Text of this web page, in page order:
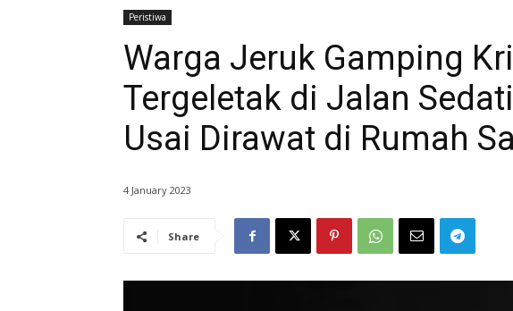
Peristiwa
Warga Jeruk Gamping
Tergeletak di Jalan
Usai Dirawat di Rumah
4 January 2023
Share